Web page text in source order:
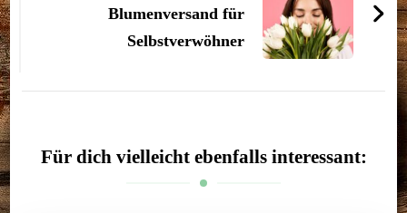
Blumenversand für
Selbstverwöhner
Für dich vielleicht ebenfalls interessant: